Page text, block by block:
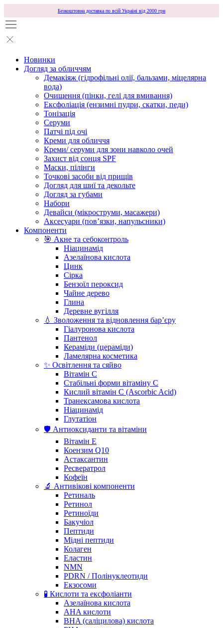
Безкоштовна доставка по всій Україні від 2000 грн
Новинки
Догляд за обличчям
Демакіяж (гідрофільні олії, бальзами, міцелярна
вода)
Очищення (пінки, гелі для вмивання)
Ексфоліація (ензимні пудри, скатки, педи)
Тонізація
Серуми
Патчі під очі
Креми для обличчя
Креми/ серуми для зони навколо очей
Захист від сонця SPF
Маски, пілінги
Точкові засоби від прищів
Догляд для шиї та декольте
Догляд за губами
Набори
Девайси (мікроструми, масажери)
Аксесуари (повʼязки, напульсники)
Компоненти
🎯 Акне та себоконтроль
Ніацинамід
Азелаїнова кислота
Цинк
Сірка
Бензоїл пероксид
Чайне дерево
Глина
Деревне вугілля
💧 Зволоження та відновлення бар’єру
Гіалуронова кислота
Пантенол
Кераміди (цераміди)
Ламелярна косметика
✨ Освітлення та сяйво
Вітамін С
Стабільні форми вітаміну С
Кислий вітамін С (Ascorbic Acid)
Транексамова кислота
Ніацинамід
Глутатіон
🛡️ Антиоксиданти та вітаміни
Вітамін Е
Коензим Q10
Астаксантин
Ресвератрол
Кофеїн
🔬 Антивікові компоненти
Ретиналь
Ретинол
Ретиноїди
Бакучіол
Пептиди
Мідні пептиди
Колаген
Еластин
NMN
PDRN / Полінуклеотиди
Екзосоми
🧪 Кислоти та ексфоліанти
Азелаїнова кислота
AHA кислоти
BHA (саліцилова) кислота